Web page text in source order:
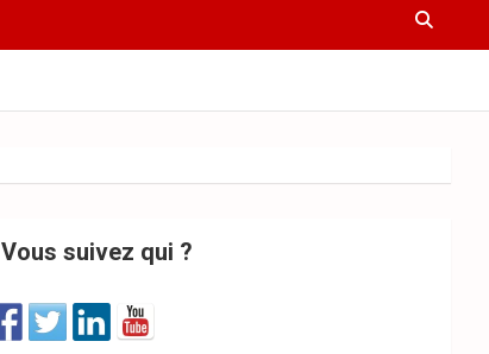
Vous suivez qui ?